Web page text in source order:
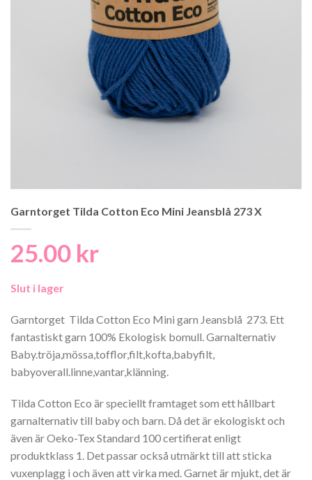
Garntorget Tilda Cotton Eco Mini Jeansblå 273 X
25.00 kr
Slut i lager
Garntorget Tilda Cotton Eco Mini garn Jeansblå 273. Ett
fantastiskt garn 100% Ekologisk bomull. Garnalternativ
Baby.tröja,mössa,tofflor,filt,kofta,babyfilt,
babyoverall.linne,vantar,klänning.
Tilda Cotton Eco är speciellt framtaget som ett hållbart
garnalternativ till baby och barn. Då det är ekologiskt och
även är Oeko-Tex Standard 100 certifierat enligt
produktklass 1. Det passar också utmärkt till att sticka
vuxenplagg i och även att virka med. Garnet är mjukt, det är